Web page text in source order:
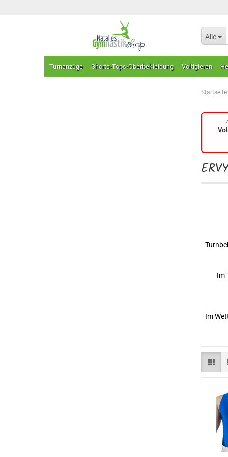
Alle
Turnanzüge Shorts-Tops-Oberbekleidung Voltigieren
Startseite
Im
Im